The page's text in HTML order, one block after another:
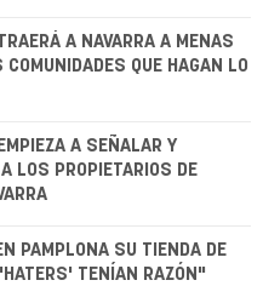
A NAVARRA A MENAS
COMUNIDADES QUE HAGAN LO
A SEÑALAR Y
LOS PROPIETARIOS DE
PAMPLONA SU TIENDA DE
TENÍAN RAZÓN"